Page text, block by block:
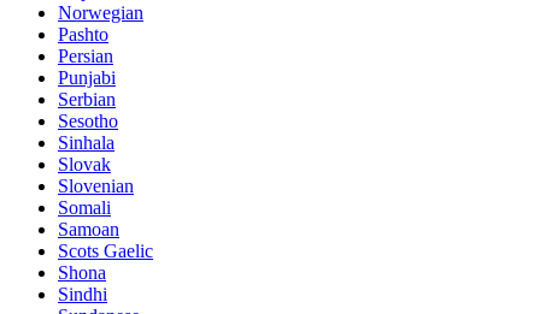
Norwegian
Pashto
Persian
Punjabi
Serbian
Sesotho
Sinhala
Slovak
Slovenian
Somali
Samoan
Scots Gaelic
Shona
Sindhi